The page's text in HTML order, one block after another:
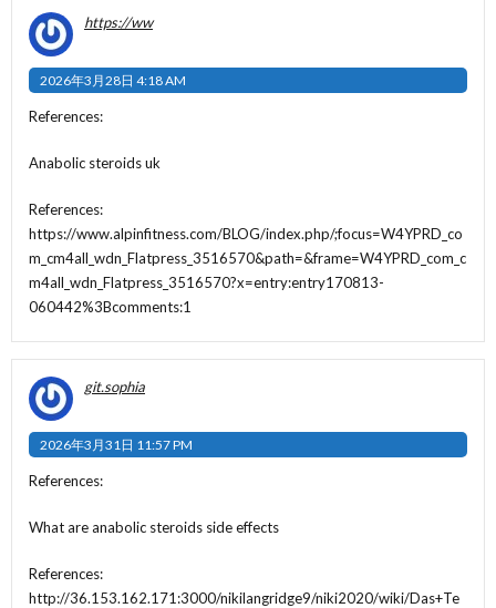
https://ww
2026年3月28日 4:18 AM
References:
Anabolic steroids uk
References:
https://www.alpinfitness.com/BLOG/index.php/;focus=W4YPRD_co
m_cm4all_wdn_Flatpress_3516570&path=&frame=W4YPRD_com_c
m4all_wdn_Flatpress_3516570?x=entry:entry170813-
060442%3Bcomments:1
git.sophia
2026年3月31日 11:57 PM
References:
What are anabolic steroids side effects
References:
http://36.153.162.171:3000/nikilangridge9/niki2020/wiki/Das+Te